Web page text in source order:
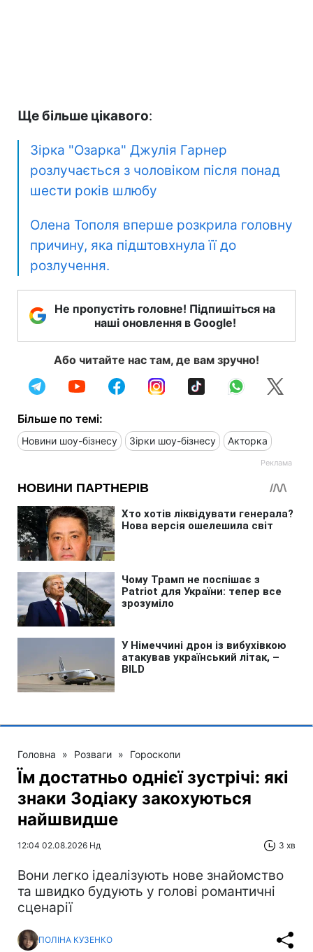
Ще більше цікавого:
Зірка "Озарка" Джулія Гарнер
розлучається з чоловіком після понад
шести років шлюбу
Олена Тополя вперше розкрила головну
причину, яка підштовхнула її до
розлучення.
Не пропустіть головне! Підпишіться на
наші оновлення в Google!
Або читайте нас там, де вам зручно!
Більше по темі:
Новини шоу-бізнесу Зірки шоу-бізнесу Акторка
Головна » Розваги » Гороскопи
Їм достатньо однієї зустрічі: які
знаки Зодіаку закохуються
найшвидше
12:04 02.08.2026 Нд 3 хв
Вони легко ідеалізують нове знайомство
та швидко будують у голові романтичні
сценарії
ПОЛІНА КУЗЕНКО